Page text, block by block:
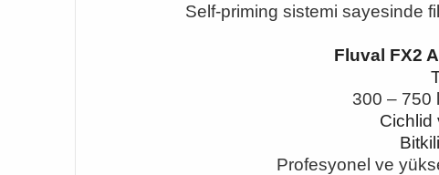
Self-priming sistemi sayesinde
Fluval FX2
300 – 750
Cichlid
Profesyonel ve